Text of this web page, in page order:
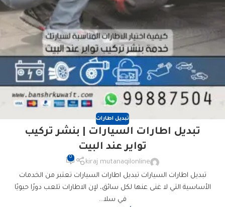
تبديل اطارات
تبديل اطارات السيارات | بنشر تركيب
تواير عند البيت
kiraj mutanaqilonline
0
تبديل اطارات السيارات تبديل اطارات السيارات تعتبر من الخدمات
الأساسية التي لا غنى عنها لكل سائق، لإن الاطارات تلعب دورًا حيويًا
في سلا...